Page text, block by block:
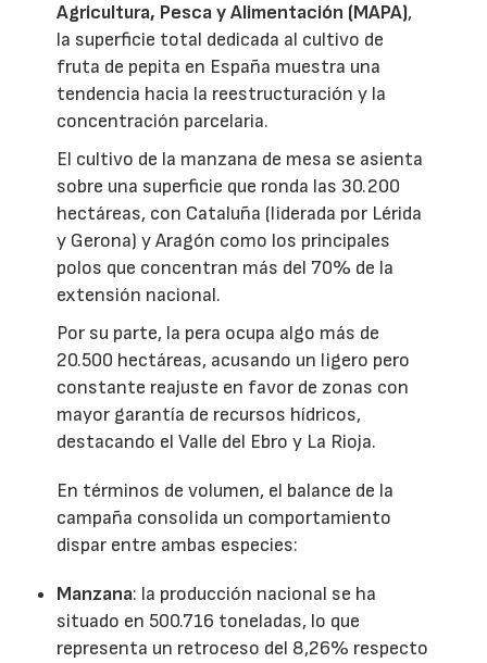
Agricultura, Pesca y Alimentación (MAPA),
la superficie total dedicada al cultivo de
fruta de pepita en España muestra una
tendencia hacia la reestructuración y la
concentración parcelaria.
El cultivo de la manzana de mesa se asienta
sobre una superficie que ronda las 30.200
hectáreas, con Cataluña (liderada por Lérida
y Gerona) y Aragón como los principales
polos que concentran más del 70% de la
extensión nacional.
Por su parte, la pera ocupa algo más de
20.500 hectáreas, acusando un ligero pero
constante reajuste en favor de zonas con
mayor garantía de recursos hídricos,
destacando el Valle del Ebro y La Rioja.
En términos de volumen, el balance de la
campaña consolida un comportamiento
dispar entre ambas especies:
Manzana: la producción nacional se ha
situado en 500.716 toneladas, lo que
representa un retroceso del 8,26% respecto